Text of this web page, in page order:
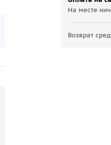
На месте
Возврат